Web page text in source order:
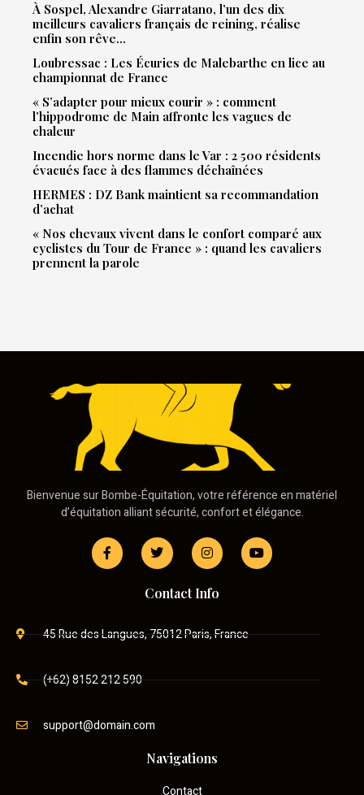
À Sospel, Alexandre Giarratano, l’un des dix
meilleurs cavaliers français de reining, réalise
enfin son rêve…
Loubressac : Les Écuries de Malebarthe en lice au
championnat de France
« S’adapter pour mieux courir » : comment
l’hippodrome de Main affronte les vagues de
chaleur
Incendie hors norme dans le Var : 2 500 résidents
évacués face à des flammes déchaînées
HERMES : DZ Bank maintient sa recommandation
d’achat
« Nos chevaux vivent dans le confort comparé aux
cyclistes du Tour de France » : quand les cavaliers
prennent la parole
Bienvenue sur Bombe-Équitation, votre référence en matériel
d’équitation alliant sécurité, confort et élégance.
Contact Info
45 Rue des Langues, 75012 Paris, France
(+62) 8152 212 590
support@domain.com
Navigations
Contact